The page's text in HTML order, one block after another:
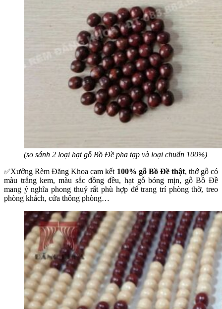
(so sánh 2 loại hạt gỗ Bồ Đề pha tạp và loại chuẩn 100%)
✅Xưởng Rèm Đăng Khoa cam kết 100% gỗ Bồ Đề thật, thớ gỗ có
màu trắng kem, màu sắc đồng đều, hạt gỗ bóng mịn, gỗ Bồ Đề
mang ý nghĩa phong thuỷ rất phù hợp để trang trí phòng thờ, treo
phòng khách, cửa thông phòng…